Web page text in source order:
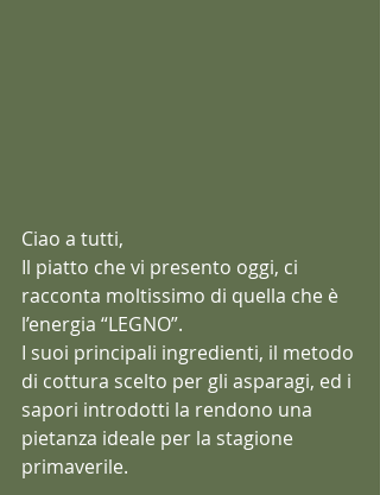
Ciao a tutti,
Il piatto che vi presento oggi, ci
racconta moltissimo di quella che è
l’energia “LEGNO”.
I suoi principali ingredienti, il metodo
di cottura scelto per gli asparagi, ed i
sapori introdotti la rendono una
pietanza ideale per la stagione
primaverile.